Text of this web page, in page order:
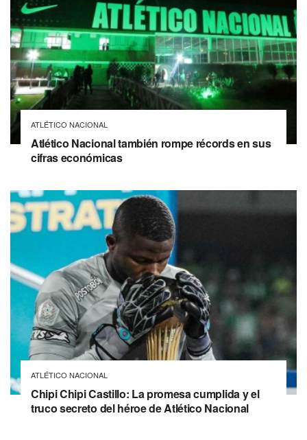
ATLÉTICO NACIONAL
Atlético Nacional también rompe récords en sus
cifras económicas
ATLÉTICO NACIONAL
Chipi Chipi Castillo: La promesa cumplida y el
truco secreto del héroe de Atlético Nacional